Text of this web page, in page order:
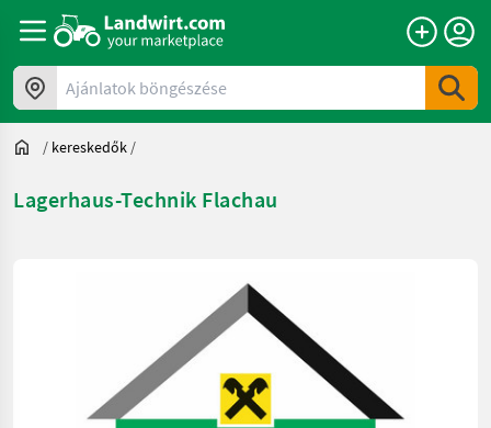
Ajánlatok böngészése
/ kereskedők /
Lagerhaus-Technik Flachau